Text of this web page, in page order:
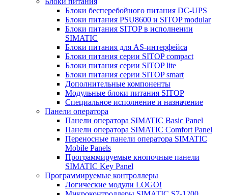
Блоки бесперебойного питания DC-UPS
Блоки питания PSU8600 и SITOP modular
Блоки питания SITOP в исполнении
SIMATIC
Блоки питания для AS-интерфейса
Блоки питания серии SITOP compact
Блоки питания серии SITOP lite
Блоки питания серии SITOP smart
Дополнительные компоненты
Модульные блоки питания SITOP
Специальное исполнение и назначение
Панели оператора
Панели оператора SIMATIC Basic Panel
Панели оператора SIMATIC Comfort Panel
Переносные панели оператора SIMATIC
Mobile Panels
Программируемые кнопочные панели
SIMATIC Key Panel
Программируемые контроллеры
Логические модули LOGO!